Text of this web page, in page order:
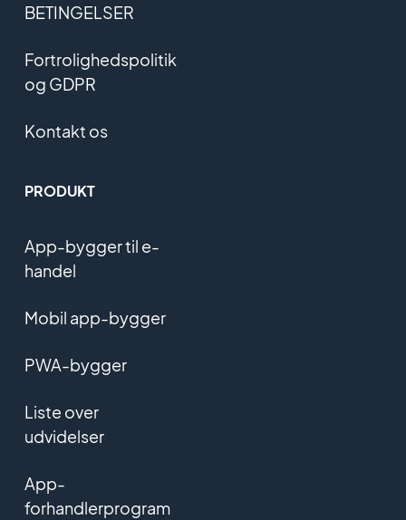
BETINGELSER
Fortrolighedspolitik
og GDPR
Kontakt os
PRODUKT
App-bygger til e-
handel
Mobil app-bygger
PWA-bygger
Liste over
udvidelser
App-
forhandlerprogram